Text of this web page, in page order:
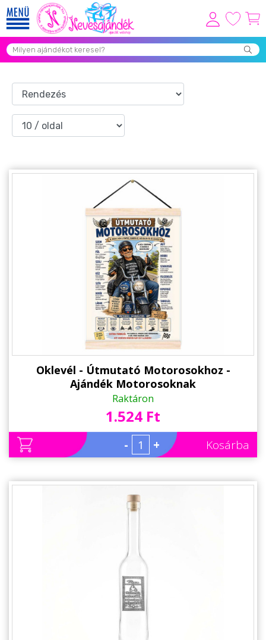
Viszonteladóknak
Grill Party Kellékek ❤️
Egyedi Ajándékok Rendelés
Vicces Pólók
Budapest Ajándéktárgyak
Ajándék Ötletek Férfiaknak
Ajándék Gyerekeknek
Családtagoknak
Barátnak/Barátnőnek
Névnapi ajándékok
Oklevél - Útmutató Motorosokhoz -
Ajándék Motorosoknak
Raktáron
1.524 Ft
- + Kosárba